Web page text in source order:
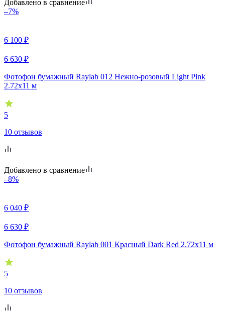
Добавлено в сравнение
–7%
6 100 ₽
6 630 ₽
Фотофон бумажный Raylab 012 Нежно-розовый Light Pink
2.72x11 м
5
10 отзывов
Добавлено в сравнение
–8%
6 040 ₽
6 630 ₽
Фотофон бумажный Raylab 001 Красный Dark Red 2.72x11 м
5
10 отзывов